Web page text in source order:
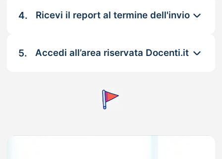
4. Ricevi il report al termine dell'invio
5. Accedi all’area riservata Docenti.it